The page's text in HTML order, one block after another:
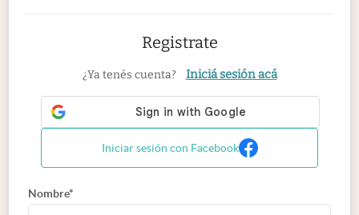
Registrate
¿Ya tenés cuenta? Iniciá sesión acá
Iniciar sesión con Facebook
Nombre*